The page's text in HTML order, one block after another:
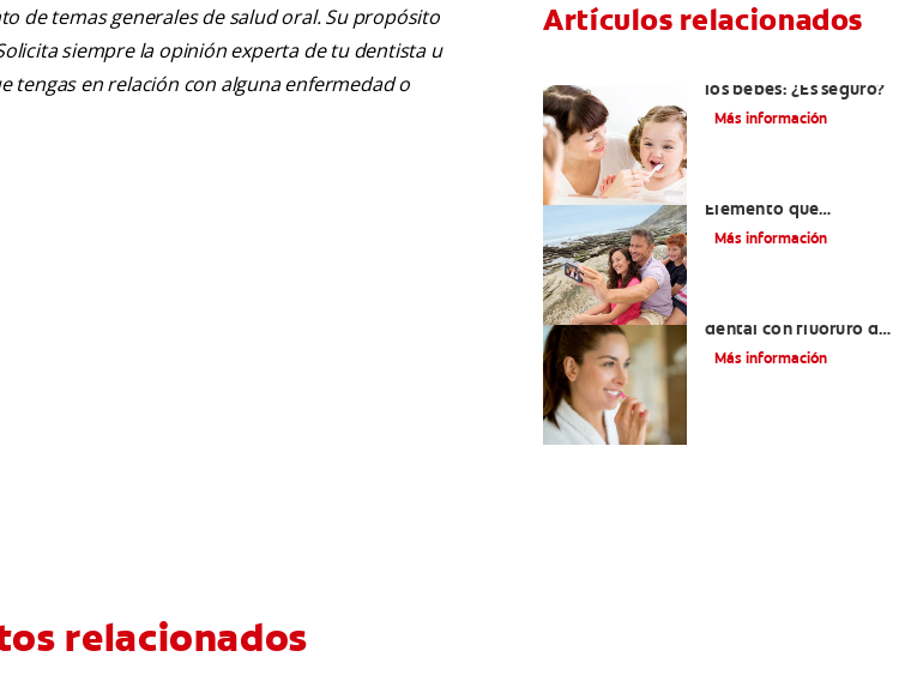
de temas generales de salud oral. Su propósito
siempre la opinión experta de tu dentista u
tengas en relación con alguna enfermedad o
Artículos relacionados
los bebés: ¿Es seguro?
Más información
Elemento que
fortalece los dientes
Más información
dental con fluoruro de
estaño?
Más información
relacionados